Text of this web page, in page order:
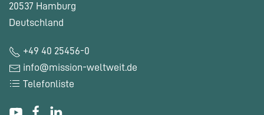
20537 Hamburg
Deutschland
+49 40 25456-0
info@mission-weltweit.de
Telefonliste